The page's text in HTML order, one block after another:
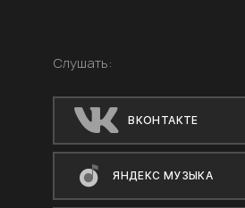
Слушать:
ВКОНТАКТЕ
ЯНДЕКС МУЗЫКА